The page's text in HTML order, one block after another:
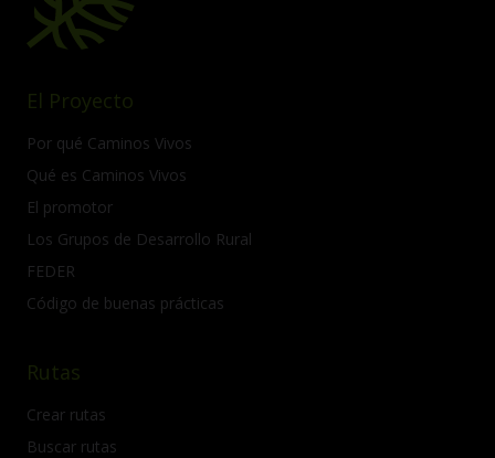
El Proyecto
Por qué Caminos Vivos
Qué es Caminos Vivos
El promotor
Los Grupos de Desarrollo Rural
FEDER
Código de buenas prácticas
Rutas
Crear rutas
Buscar rutas